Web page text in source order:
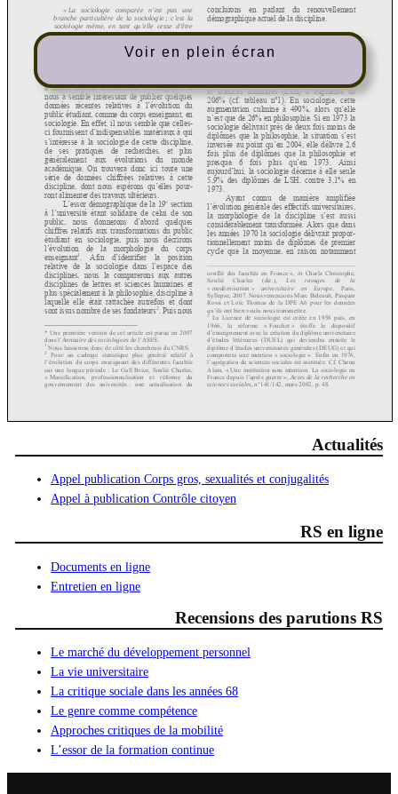
Voir en plein écran
Actualités
Appel publication Corps gros, sexualités et conjugalités
Appel à publication Contrôle citoyen
RS en ligne
Documents en ligne
Entretien en ligne
Recensions des parutions RS
Le marché du développement personnel
La vie universitaire
La critique sociale dans les années 68
Le genre comme compétence
Approches critiques de la mobilité
L’essor de la formation continue